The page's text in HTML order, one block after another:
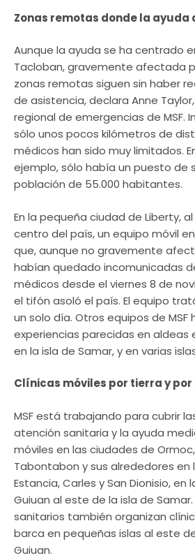
Zonas remotas donde la ayuda
Aunque la ayuda se ha centrado
Tacloban, gravemente afectada
zonas remotas siguen sin haber
de asistencia, declara Anne
regional de emergencias de MSF.
sólo unos pocos kilómetros de
médicos han sido muy limitados.
ejemplo, sólo había un puesto de
población de 55.000 habitantes.
En la pequeña ciudad de Liberty,
centro del país, un equipo móvil
que, aunque no gravemente
habían quedado incomunicadas
médicos desde el viernes 8 de
el tifón asoló el país. El equipo
un solo día. Otros equipos de MSF
experiencias parecidas en aldeas
en la isla de Samar, y en varias
Clínicas móviles por tierra y por
MSF está trabajando para cubrir
atención sanitaria y la ayuda
móviles en las ciudades de
Tabontabon y sus alrededores en
Estancia, Carles y San Dionisio, en
Guiuan al este de la isla de
sanitarios también organizan
barca en pequeñas islas al este
Guiuan.